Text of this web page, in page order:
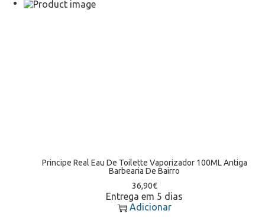
Principe Real Eau De Toilette Vaporizador 100ML Antiga
Barbearia De Bairro
36,90€
Entrega em 5 dias
Adicionar